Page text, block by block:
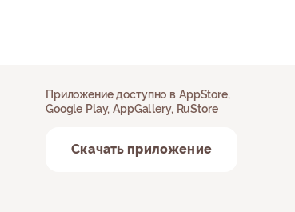
Приложение доступно в AppStore,
Google Play, AppGallery, RuStore
Скачать приложение